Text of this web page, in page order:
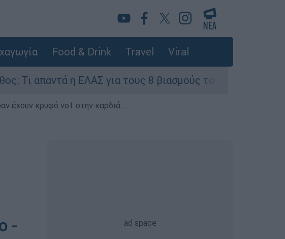
Food & Drink Travel Viral
η ΕΛΑΣ για τους 8 βιασμούς τουριστριών - «Μόνο 3
έχουν κρυφό νο1 στην καρδιά...
-